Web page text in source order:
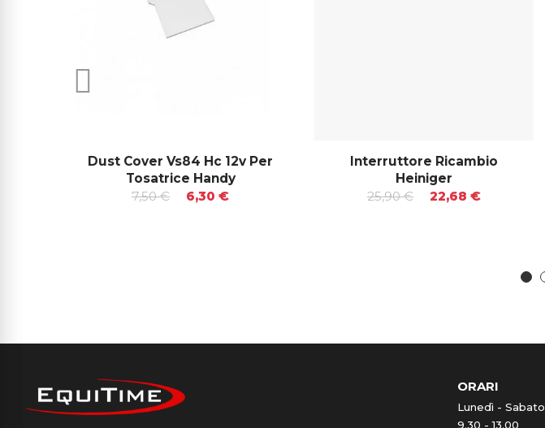
Dust Cover Vs84 Hc 12v Per
Tosatrice Handy
7,50 €
6,30 €
Interruttore Ricambio
Heiniger
25,90 €
22,68 €
ORARI
Lunedì - Sabato
9.30 - 13.00